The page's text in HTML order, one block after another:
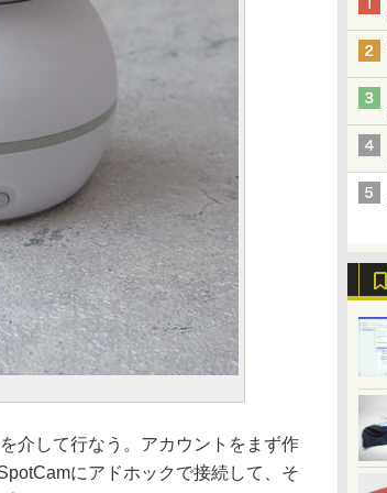
介して行なう。アカウントをまず作
にアドホックで接続して、そ